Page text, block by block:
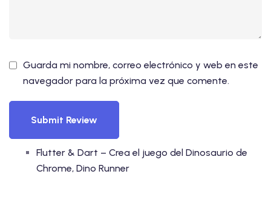
Guarda mi nombre, correo electrónico y web en este
navegador para la próxima vez que comente.
Submit Review
Flutter & Dart – Crea el juego del Dinosaurio de
Chrome, Dino Runner